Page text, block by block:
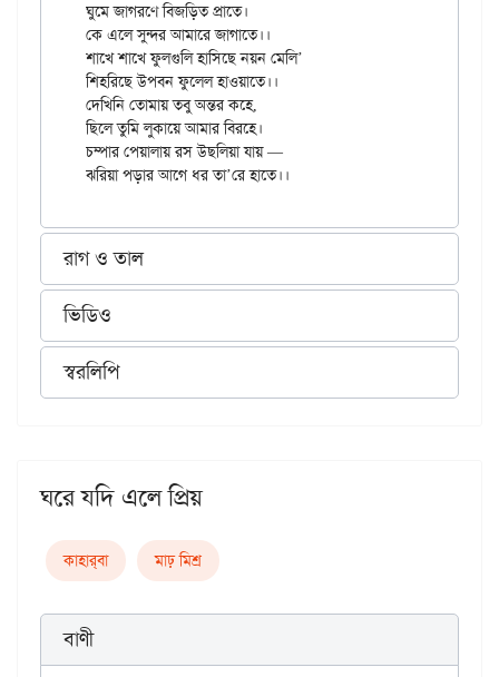
ঘুমে জাগরণে বিজড়িত প্রাতে।
কে এলে সুন্দর আমারে জাগাতে।।
শাখে শাখে ফুলগুলি হাসিছে নয়ন মেলি’
শিহরিছে উপবন ফুলেল হাওয়াতে।।
দেখিনি তোমায় তবু অন্তর কহে,
ছিলে তুমি লুকায়ে আমার বিরহে।
চম্পার পেয়ালায় রস উছলিয়া যায় —
রাগ ও তাল
ভিডিও
স্বরলিপি
ঘরে যদি এলে প্রিয়
কাহার্‌বা মাঢ় মিশ্র
বাণী